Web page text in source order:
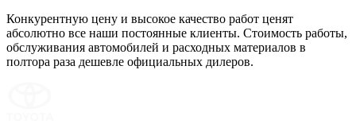
Конкурентную цену и высокое качество работ ценят
абсолютно все наши постоянные клиенты. Стоимость работы,
обслуживания автомобилей и расходных материалов в
полтора раза дешевле официальных дилеров.